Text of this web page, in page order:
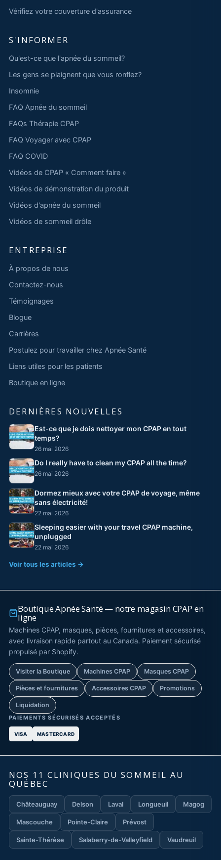
Vérifiez votre couverture d'assurance
S'INFORMER
Qu'est-ce que l'apnée du sommeil?
Les gens se plaignent que vous ronflez?
Insomnie
FAQ Apnée du sommeil
FAQs Thérapie CPAP
FAQ Voyager avec CPAP
FAQ COVID
Vidéos de CPAP « Comment faire »
Vidéos de démonstration du produit
Vidéos d'apnée du sommeil
Vidéos de sommeil drôle
ENTREPRISE
À propos de nous
Contactez-nous
Témoignages
Blogue
Carrières
Postulez pour travailler chez Apnée Santé
Liens utiles pour les patients
Boutique en ligne
DERNIÈRES NOUVELLES
Est-ce que je dois nettoyer mon CPAP en tout
temps?
26 mai 2026
Do I really have to clean my CPAP all the time?
26 mai 2026
Dormez mieux avec votre CPAP de voyage, même
sans électricité!
22 mai 2026
Sleeping easier with your travel CPAP machine,
unplugged
22 mai 2026
Voir tous les articles →
Boutique Apnée Santé — notre magasin CPAP en
ligne
Machines CPAP, masques, pièces, fournitures et accessoires,
avec livraison rapide partout au Canada. Paiement sécurisé
propulsé par Shopify.
Visiter la Boutique Machines CPAP Masques CPAP
Pièces et fournitures Accessoires CPAP Promotions
Liquidation
PAIEMENTS SÉCURISÉS ACCEPTÉS
VISA MASTERCARD
NOS 11 CLINIQUES DU SOMMEIL AU
QUÉBEC
Châteauguay Delson Laval Longueuil Magog
Mascouche Pointe-Claire Prévost
Sainte-Thérèse Salaberry-de-Valleyfield Vaudreuil